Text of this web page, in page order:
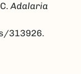
Adalaria
313926.